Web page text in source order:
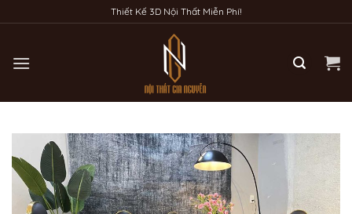
qua
dung
Thiết Kế 3D Nội Thất Miễn Phí!